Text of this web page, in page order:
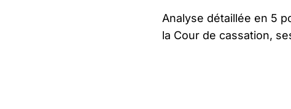
Analyse détaillée en 5
la Cour de cassation,